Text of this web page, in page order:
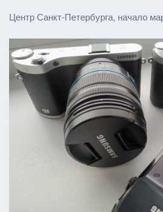
Центр Санкт-Петербурга, начало